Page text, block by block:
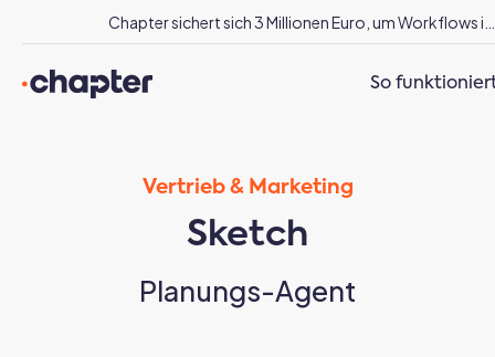
So
Vertrieb & Marketing
Sketch
Planungs-Agent